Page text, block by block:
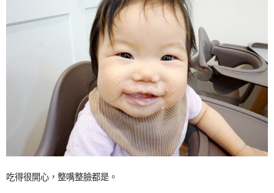
吃得很開心，整嘴整臉都是。